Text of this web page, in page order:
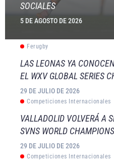
SOCIALES
5 DE AGOSTO DE 2026
Ferugby
LAS LEONAS YA
EL WXV GLOBAL SERIES
29 DE JULIO DE 2026
Competiciones Internacionales
VALLADOLID VOLVERÁ A
SVNS WORLD
29 DE JULIO DE 2026
Competiciones Internacionales